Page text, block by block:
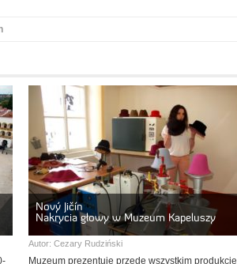
Nový Jičín
Nakrycia głowy w Muzeum Kapeluszy
Autor: Cezary Rudziński
Muzeum prezentuje przede wszystkim produkcję